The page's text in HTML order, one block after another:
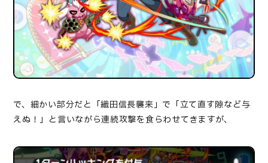
で、細かい部分だと「織田信長襲来」で「立て直す隙など与
えぬ！」と言いながら連続攻撃を食らわせてきますが、